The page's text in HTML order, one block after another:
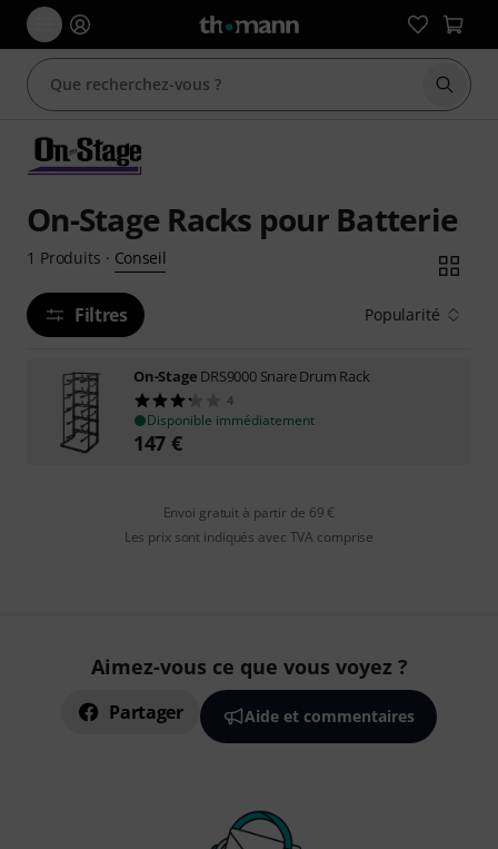
On-Stage Racks pour Batterie
1 Produits · Conseil
Filtres Popularité
On-Stage DRS9000 Snare Drum Rack
4
Disponible immédiatement
147 €
Envoi gratuit à partir de 69 €
Les prix sont indiqués avec TVA comprise
Aimez-vous ce que vous voyez ?
Partager Aide et commentaires